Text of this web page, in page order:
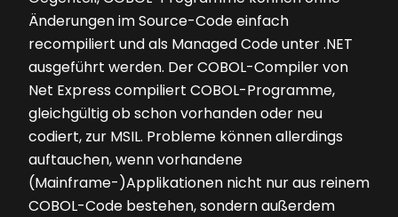
Änderungen im Source-Code einfach
recompiliert und als Managed Code unter .NET
ausgeführt werden. Der COBOL-Compiler von
Net Express compiliert COBOL-Programme,
gleichgültig ob schon vorhanden oder neu
codiert, zur MSIL. Probleme können allerdings
auftauchen, wenn vorhandene
(Mainframe-)Applikationen nicht nur aus reinem
COBOL-Code bestehen, sondern außerdem